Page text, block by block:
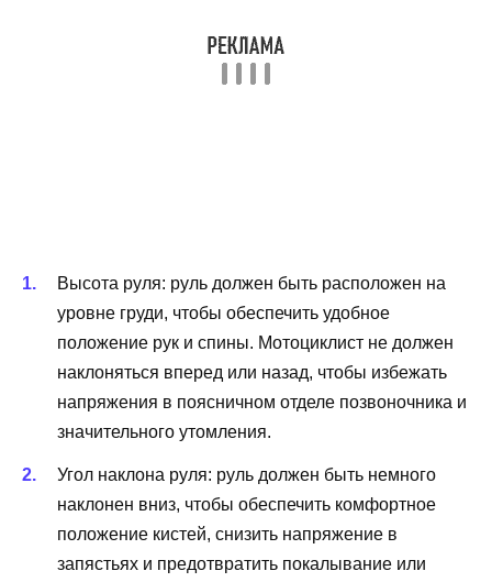
Высота руля: руль должен быть расположен на
уровне груди, чтобы обеспечить удобное
положение рук и спины. Мотоциклист не должен
наклоняться вперед или назад, чтобы избежать
напряжения в поясничном отделе позвоночника и
значительного утомления.
Угол наклона руля: руль должен быть немного
наклонен вниз, чтобы обеспечить комфортное
положение кистей, снизить напряжение в
запястьях и предотвратить покалывание или